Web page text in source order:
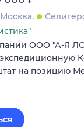
Москва
ООО "А-Я
на позицию